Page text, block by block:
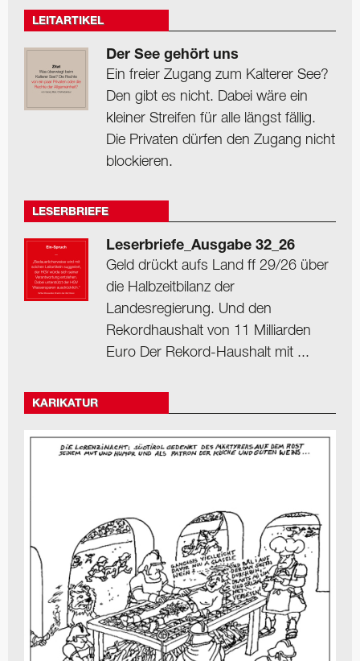
LEITARTIKEL
Der See gehört uns
Ein freier Zugang zum Kalterer See?
Den gibt es nicht. Dabei wäre ein
kleiner Streifen für alle längst fällig.
Die Privaten dürfen den Zugang nicht
blockieren.
LESERBRIEFE
Leserbriefe_Ausgabe 32_26
Geld drückt aufs Land ff 29/26 über
die Halbzeitbilanz der
Landesregierung. Und den
Rekordhaushalt von 11 Milliarden
Euro Der Rekord-Haushalt mit ...
KARIKATUR